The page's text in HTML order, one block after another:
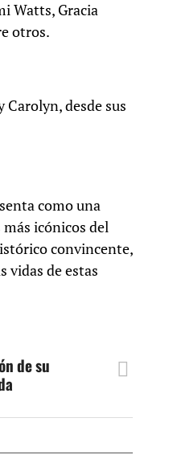
Watts, Gracia
otros.
Carolyn, desde sus
como una
icónicos del
convincente,
vidas de estas
de su